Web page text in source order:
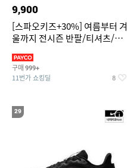
9,900
[스파오키즈+30%] 여름부터 겨
울까지 전시즌 반팔/티셔츠/셋
구매 999+
11번가 쇼킹딜 8
29